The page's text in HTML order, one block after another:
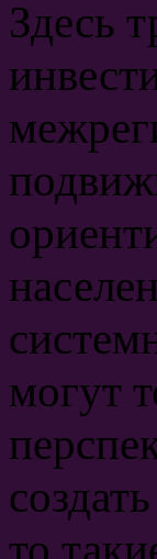
Здесь
могут